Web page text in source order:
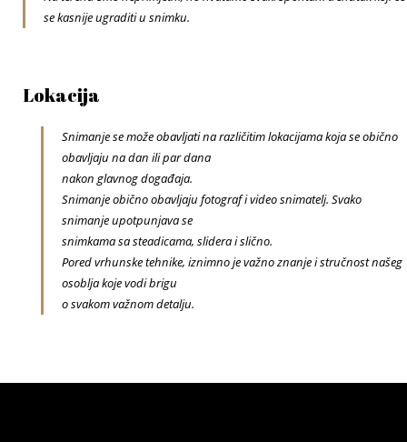
se kasnije ugraditi u snimku.
Lokacija
Snimanje se može obavljati na različitim lokacijama koja se obično
obavljaju na dan ili par dana
nakon glavnog događaja.
Snimanje obično obavljaju fotograf i video snimatelj. Svako
snimanje upotpunjava se
snimkama sa steadicama, slidera i slično.
Pored vrhunske tehnike, iznimno je važno znanje i stručnost našeg
osoblja koje vodi brigu
o svakom važnom detalju.